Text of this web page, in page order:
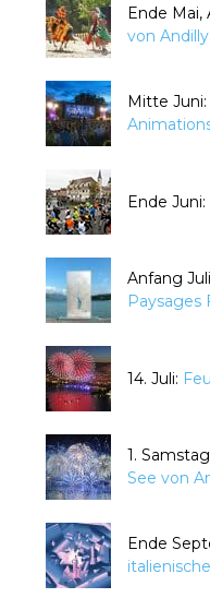
Ende Mai,
von Andilly
Mitte Juni:
Ende Juni:
Anfang
Paysages
14. Juli:
1.
See von
Ende